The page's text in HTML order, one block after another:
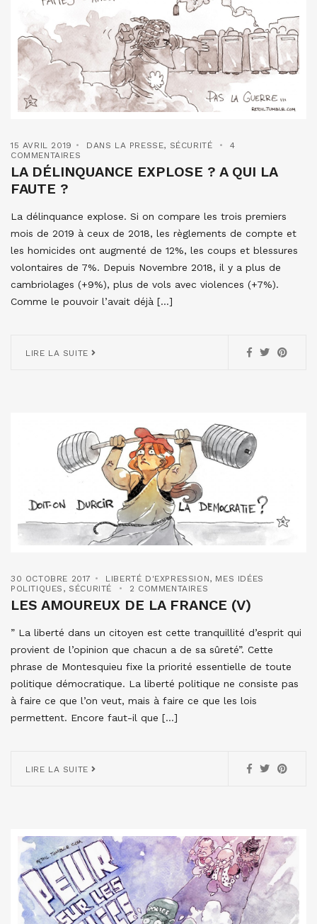
15 AVRIL 2019 DANS LA PRESSE, SÉCURITÉ
4
COMMENTAIRES
LA DÉLINQUANCE EXPLOSE ? A QUI LA
FAUTE ?
La délinquance explose. Si on compare les trois premiers
mois de 2019 à ceux de 2018, les règlements de compte et
les homicides ont augmenté de 12%, les coups et blessures
volontaires de 7%. Depuis Novembre 2018, il y a plus de
cambriolages (+9%), plus de vols avec violences (+7%).
Comme le pouvoir l’avait déjà […]
LIRE LA SUITE
30 OCTOBRE 2017 LIBERTÉ D'EXPRESSION, MES IDÉES
POLITIQUES , SÉCURITÉ 2 COMMENTAIRES
LES AMOUREUX DE LA FRANCE (V)
” La liberté dans un citoyen est cette tranquillité d’esprit qui
provient de l’opinion que chacun a de sa sûreté”. Cette
phrase de Montesquieu fixe la priorité essentielle de toute
politique démocratique. La liberté politique ne consiste pas
à faire ce que l’on veut, mais à faire ce que les lois
permettent. Encore faut-il que […]
LIRE LA SUITE